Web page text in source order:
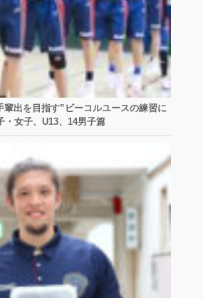
輩出を目指す”ビーコルユースの練習に
・女子、U13、14男子篇